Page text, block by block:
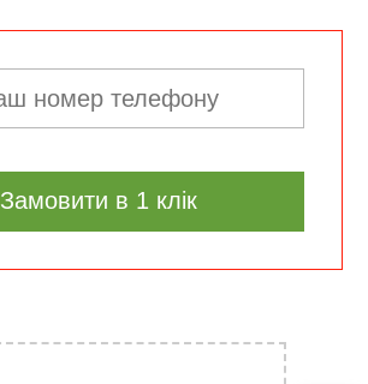
Замовити в 1 клік